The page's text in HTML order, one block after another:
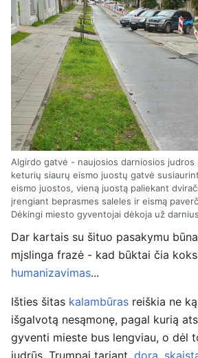
Algirdo gatvė - naujosios darniosios judros
keturių siaurų eismo juostų gatvė
eismo juostos, vieną juostą paliekant
įrengiant beprasmes saleles ir eismą
Dėkingi miesto gyventojai dėkoja už
Dar kartais su šituo pasakymu
mįslinga frazė - kad būktai čia
humanizavimas...
Išties šitas kalambūras reiškia ne
išgalvotą nesąmonę, pagal kurią
gyventi mieste bus lengviau, o dėl
judrūs. Trumpai tariant, dora,